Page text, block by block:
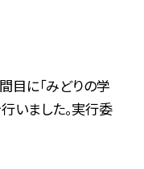
間目に「みどりの学
いました。実行委